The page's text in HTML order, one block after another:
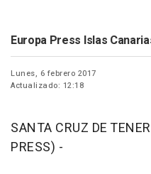
Europa Press Islas
Lunes, 6 febrero 2017
Actualizado: 12:18
SANTA CRUZ DE
PRESS) -